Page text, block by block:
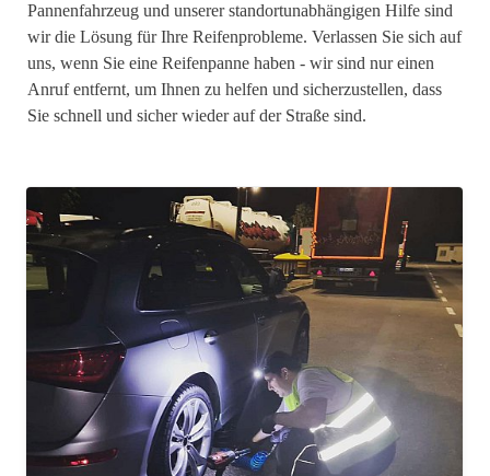
Pannenfahrzeug und unserer standortunabhängigen Hilfe sind
wir die Lösung für Ihre Reifenprobleme. Verlassen Sie sich auf
uns, wenn Sie eine Reifenpanne haben - wir sind nur einen
Anruf entfernt, um Ihnen zu helfen und sicherzustellen, dass
Sie schnell und sicher wieder auf der Straße sind.